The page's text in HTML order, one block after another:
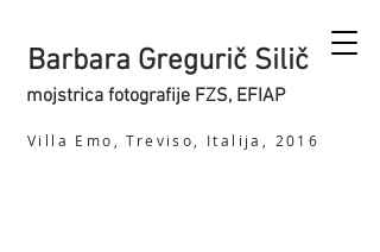
Barbara Gregurič Silič
mojstrica fotografije FZS, EFIAP
Villa Emo, Treviso, Italija, 2016